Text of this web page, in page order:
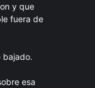
y que
fuera de
bajado.
esa